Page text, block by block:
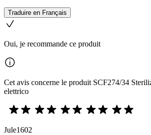
Traduire en Français
Oui, je recommande ce produit
Cet avis concerne le produit SCF274/34
elettrico
Jule1602